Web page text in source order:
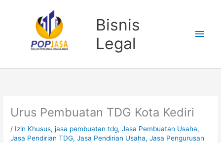
Bisnis
Legal
Urus Pembuatan TDG Kota Kediri
/ Izin Khusus,jasa pembuatan tdg,Jasa Pembuatan Usaha,
Jasa Pendirian TDG,Jasa Pendirian Usaha,Jasa Pengurusan